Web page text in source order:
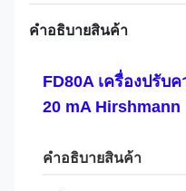
คําอธิบายสินค้า
FD80A เครื่องปรับ
20 mA Hirshmann
คําอธิบายสินค้า